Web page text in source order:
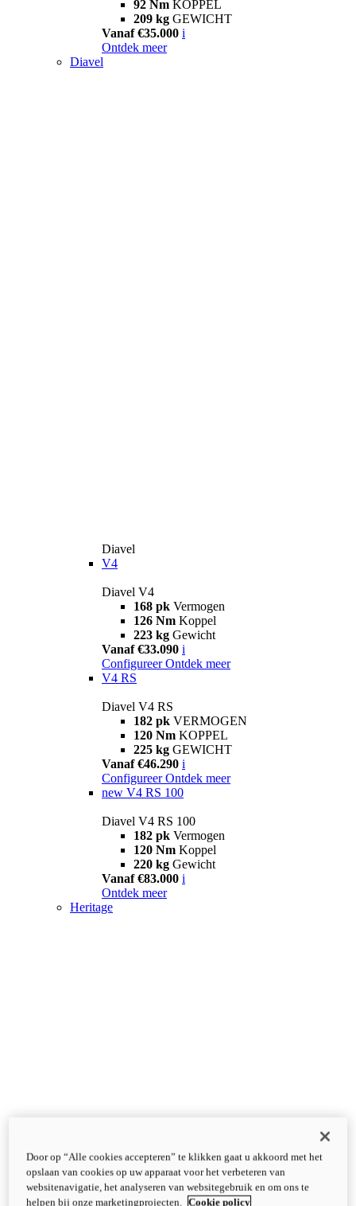
92 Nm KOPPEL
209 kg GEWICHT
Vanaf €35.000 i
Ontdek meer
Diavel
Diavel
V4
Diavel V4
168 pk Vermogen
126 Nm Koppel
223 kg Gewicht
Vanaf €33.090 i
Configureer Ontdek meer
V4 RS
Diavel V4 RS
182 pk VERMOGEN
120 Nm KOPPEL
225 kg GEWICHT
Vanaf €46.290 i
Configureer Ontdek meer
new V4 RS 100
Diavel V4 RS 100
182 pk Vermogen
120 Nm Koppel
220 kg Gewicht
Vanaf €83.000 i
Ontdek meer
Heritage
Door op “Alle cookies accepteren” te klikken gaat u akkoord met het
opslaan van cookies op uw apparaat voor het verbeteren van
websitenavigatie, het analyseren van websitegebruik en om ons te
helpen bij onze marketingprojecten.
Cookie policy